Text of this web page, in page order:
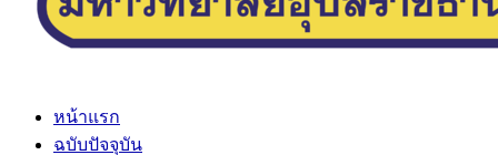
หน้าแรก
ฉบับปัจจุบัน